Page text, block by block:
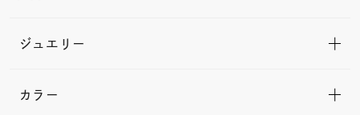
ジュエリー
カラー